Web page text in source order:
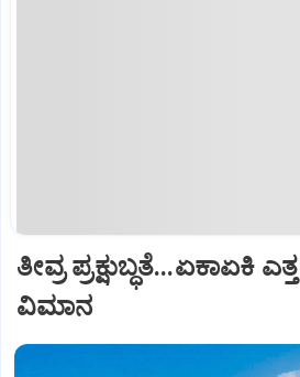
ತೀವ್ರ ಪ್ರಕ್ಷುಬ್ಧತೆ...ಏಕಾಏಕಿ
ವಿಮಾನ